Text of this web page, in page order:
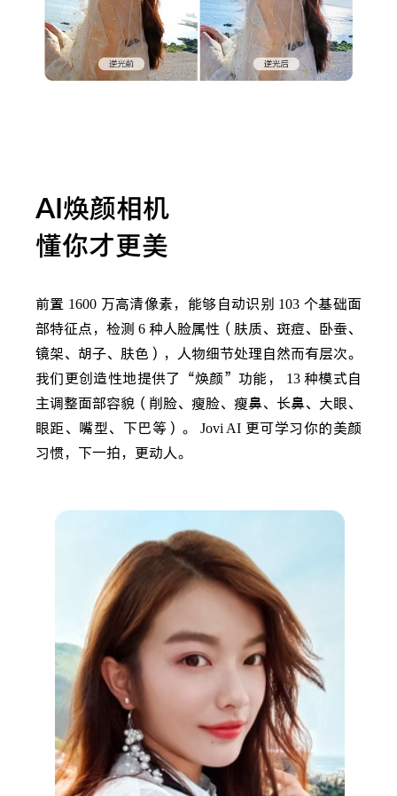
AI焕颜相机
懂你才更美
前置 1600 万高清像素，能够自动识别 103 个基础面
部特征点，检测 6 种人脸属性（肤质、斑痘、卧蚕、
镜架、胡子、肤色），人物细节处理自然而有层次。
我们更创造性地提供了“焕颜”功能，
13 种模式自
主调整面部容貌（削脸、瘦脸、瘦鼻、长鼻、大眼、
眼距、嘴型、下巴等）。
Jovi AI 更可学习你的美颜
习惯，下一拍，更动人。